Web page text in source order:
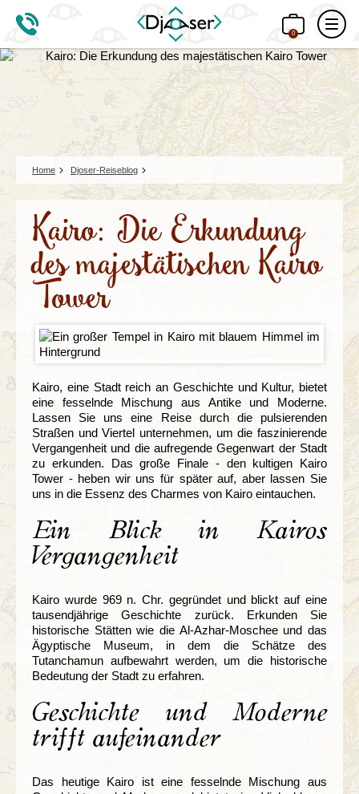
0
Home Djoser-Reiseblog
Kairo: Die Erkundung
des majestätischen Kairo
Tower
Kairo, eine Stadt reich an Geschichte und Kultur, bietet
eine fesselnde Mischung aus Antike und Moderne.
Lassen Sie uns eine Reise durch die pulsierenden
Straßen und Viertel unternehmen, um die faszinierende
Vergangenheit und die aufregende Gegenwart der Stadt
zu erkunden. Das große Finale - den kultigen Kairo
Tower - heben wir uns für später auf, aber lassen Sie
uns in die Essenz des Charmes von Kairo eintauchen.
Ein Blick in Kairos
Vergangenheit
Kairo wurde 969 n. Chr. gegründet und blickt auf eine
tausendjährige Geschichte zurück. Erkunden Sie
historische Stätten wie die Al-Azhar-Moschee und das
Ägyptische Museum, in dem die Schätze des
Tutanchamun aufbewahrt werden, um die historische
Bedeutung der Stadt zu erfahren.
Geschichte und Moderne
trifft aufeinander
Das heutige Kairo ist eine fesselnde Mischung aus